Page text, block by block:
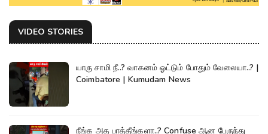
VIDEO STORIES
யாரு சாமி நீ..? வாகனம் ஓட்டும் போதும் வேலையா..? |
Coimbatore | Kumudam News
நீங்க அத பாத்தீங்களா..? Confuse ஆன பேருந்து